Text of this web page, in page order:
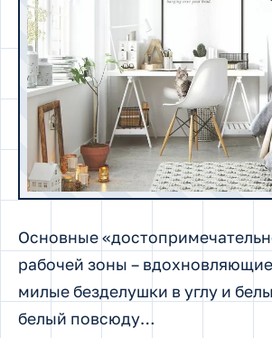
Основные
рабочей зоны –
милые безделушки в углу и
белый повсюду…